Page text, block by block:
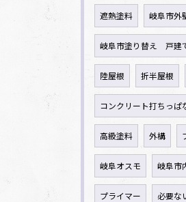
遮熱塗料 岐阜市外
岐阜市塗り替え 戸建
陸屋根 折半屋根
コンクリート打ちっぱ
高級塗料 外構
岐阜オスモ 岐阜市
プライマー 必要な